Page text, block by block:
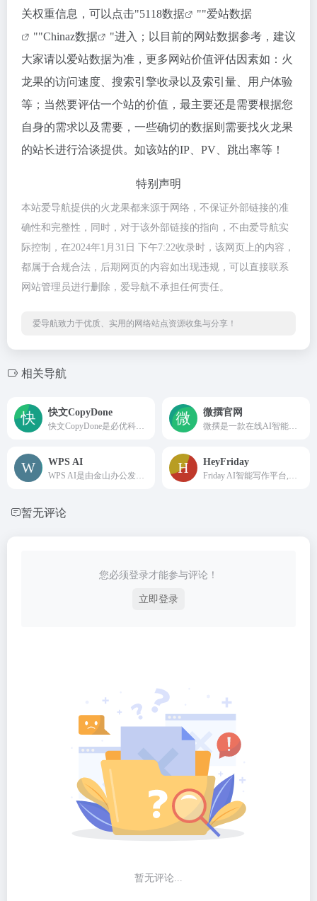
关权重信息，可以点击"5118数据 ""爱站数据
""Chinaz数据
"进入；以目前的网站数据参考，建议
大家请以爱站数据为准，更多网站价值评估因素如：火
龙果的访问速度、搜索引擎收录以及索引量、用户体验
等；当然要评估一个站的价值，最主要还是需要根据您
自身的需求以及需要，一些确切的数据则需要找火龙果
的站长进行洽谈提供。如该站的IP、PV、跳出率等！
特别声明
本站爱导航提供的火龙果都来源于网络，不保证外部链接的准
确性和完整性，同时，对于该外部链接的指向，不由爱导航实
际控制，在2024年1月31日 下午7:22收录时，该网页上的内容，
都属于合规合法，后期网页的内容如出现违规，可以直接联系
网站管理员进行删除，爱导航不承担任何责任。
爱导航致力于优质、实用的网络站点资源收集与分享！
相关导航
快文CopyDone 微撰官网
WPS AI HeyFriday
暂无评论
您必须登录才能参与评论！
立即登录
暂无评论...